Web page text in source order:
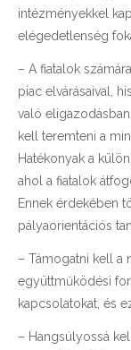
intézményekkel
elégedetlenség
– A fiatalok
piac elvárásaival,
való
kell teremteni a
Hatékonyak a
ahol a fiatalok
Ennek érdekében
pályaorientációs
– Támogatni kell a
együttműködési
kapcsolatokat, és
– Hangsúlyossá